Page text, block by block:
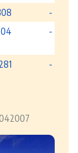
-
-
281 -